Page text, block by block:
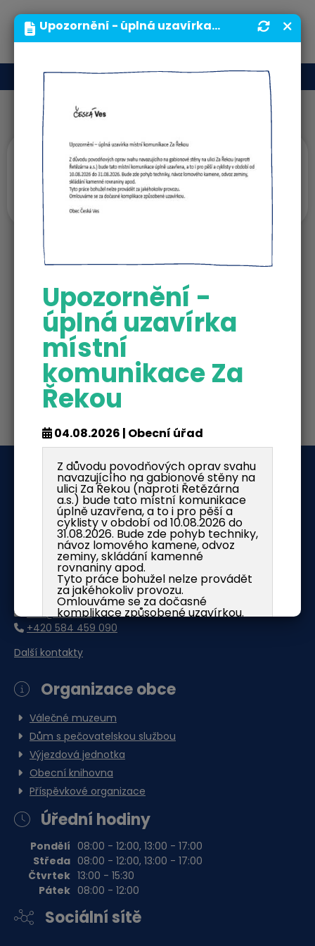
MENU
Úvodní upoutávky
život v obci
O nás
Obec Česká Ves
Jánského 341
79081 Česká Ves
IČ: 00636037
DIČ: CZ00636037
ISDS: dy5aqbf
info@cves.cz
+420 584 459 090
Další kontakty
Organizace obce
Válečné muzeum
Dům s pečovatelskou službou
Výjezdová jednotka
Obecní knihovna
Příspěvkové organizace
Úřední hodiny
Pondělí
Středa
Čtvrtek
Pátek
08:00 - 12:00, 13:00 - 17:00
08:00 - 12:00, 13:00 - 17:00
13:00 - 15:30
08:00 - 12:00
Sociální sítě
Upozornění - úplná uzavírka místní komunikace Za Řekou | Obecní úřad | Obec Česká Ves
Upozornění -
úplná uzavírka
místní
komunikace Za
Řekou
04.08.2026 | Obecní úřad
Z důvodu povodňových oprav svahu
navazujícího na gabionové stěny na
ulici Za Řekou (naproti Řetězárna
a.s.) bude tato místní komunikace
úplně uzavřena, a to i pro pěší a
cyklisty v období od 10.08.2026 do
31.08.2026. Bude zde pohyb techniky,
návoz lomového kamene, odvoz
zeminy, skládání kamenné
rovnaniny apod.
Tyto práce bohužel nelze provádět
za jakéhokoliv provozu.
Omlouváme se za dočasné
komplikace způsobené uzavírkou.
Obec Česká Ves
Ke stažení
Upozornění úplná uzavírka
místní komunikace Za
Řekou.docx
Dokument Aplikace Word | Velikost souboru: 18 Kb
Stáhnout soubor